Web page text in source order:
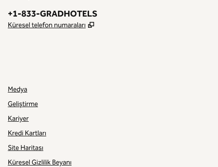
Telefon:
+1-833-GRADHOTELS
Küresel telefon numaraları ,
Medya
Geliştirme
Kariyer
Kredi Kartları
Site Haritası
Küresel Gizlilik Beyanı